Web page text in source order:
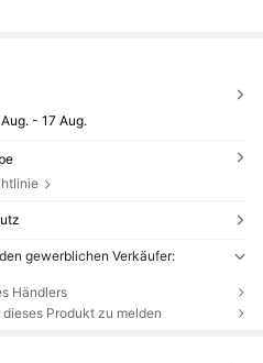
- 17 Aug.
gewerblichen Verkäufer:
Händlers
Produkt zu melden